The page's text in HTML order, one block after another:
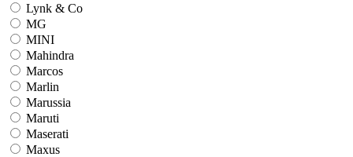
Lynk & Co
MG
MINI
Mahindra
Marcos
Marlin
Marussia
Maruti
Maserati
Maxus